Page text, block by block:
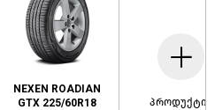
NEXEN ROADIAN
GTX 225/60R18
პროდუქტის